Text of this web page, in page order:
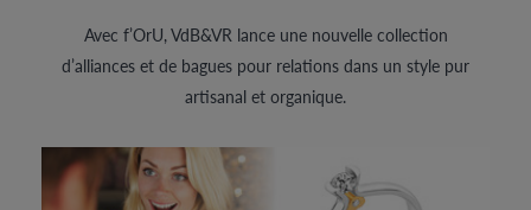
Avec f’OrU, VdB&VR lance une nouvelle collection
d’alliances et de bagues pour relations dans un style pur
artisanal et organique.